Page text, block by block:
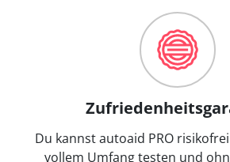
Du kannst autoaid PRO
vollem Umfang testen und